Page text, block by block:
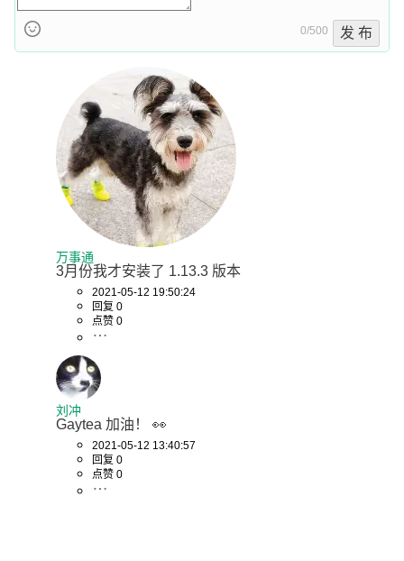
0/500 发 布
万事通
3月份我才安装了 1.13.3 版本
2021-05-12 19:50:24
回复 0
点赞 0
刘冲
Gaytea 加油！ 👀
2021-05-12 13:40:57
回复 0
点赞 0